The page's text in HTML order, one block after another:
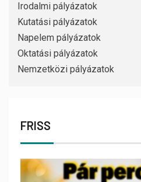
Irodalmi pályázatok
Kutatási pályázatok
Napelem pályázatok
Oktatási pályázatok
Nemzetközi pályázatok
FRISS